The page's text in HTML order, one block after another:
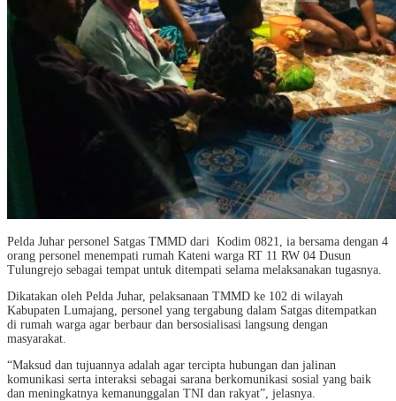
Pelda Juhar personel Satgas TMMD dari Kodim 0821, ia bersama dengan 4
orang personel menempati rumah Kateni warga RT 11 RW 04 Dusun
Tulungrejo sebagai tempat untuk ditempati selama melaksanakan tugasnya.
Dikatakan oleh Pelda Juhar, pelaksanaan TMMD ke 102 di wilayah
Kabupaten Lumajang, personel yang tergabung dalam Satgas ditempatkan
di rumah warga agar berbaur dan bersosialisasi langsung dengan
masyarakat.
“Maksud dan tujuannya adalah agar tercipta hubungan dan jalinan
komunikasi serta interaksi sebagai sarana berkomunikasi sosial yang baik
dan meningkatnya kemanunggalan TNI dan rakyat”, jelasnya.